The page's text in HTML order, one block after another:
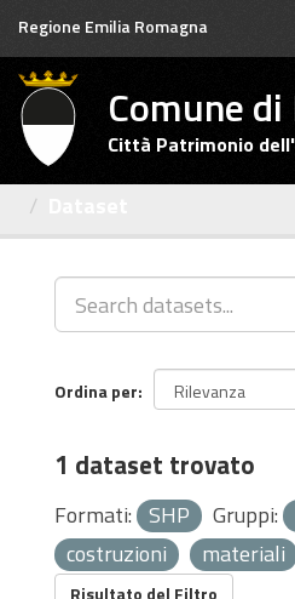
Salta
contenuto
Regione Emilia Romagna
Comune
Città Patrimonio
Ordina per
1 dataset trovato
Formati: SHP Gruppi:
costruzioni
materiali
Risultato del Filtro